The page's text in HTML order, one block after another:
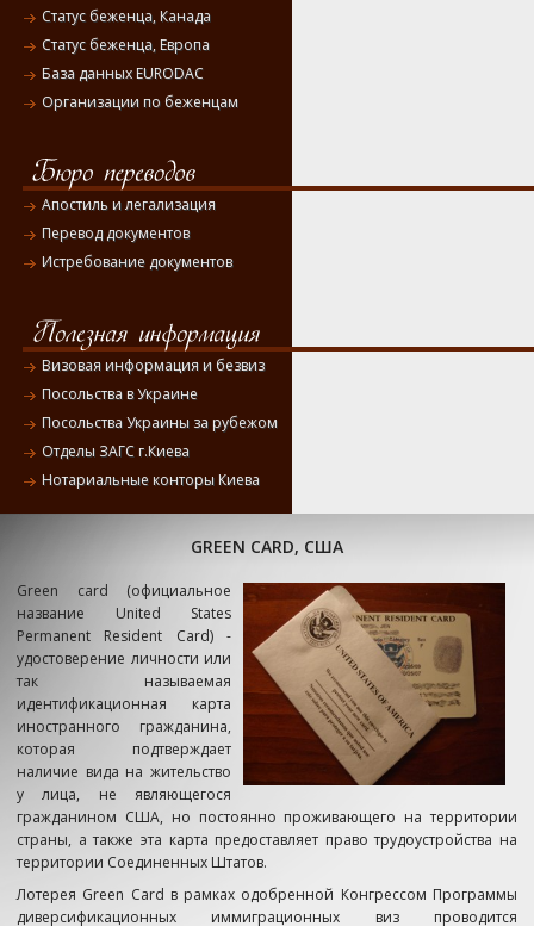
Статус беженца, Канада
Статус беженца, Европа
База данных EURODAC
Организации по беженцам
Апостиль и легализация
Перевод документов
Истребование документов
Визовая информация и безвиз
Посольства в Украине
Посольства Украины за рубежом
Отделы ЗАГС г.Киева
Нотариальные конторы Киева
GREEN CARD, США
Green card (официальное
название United States
Permanent Resident Card) -
удостоверение личности или
так называемая
идентификационная карта
иностранного гражданина,
которая подтверждает
наличие вида на жительство
у лица, не являющегося
гражданином США, но постоянно проживающего на территории
страны, а также эта карта предоставляет право трудоустройства на
территории Соединенных Штатов.
Лотерея Green Card в рамках одобренной Конгрессом Программы
диверсификационных иммиграционных виз проводится